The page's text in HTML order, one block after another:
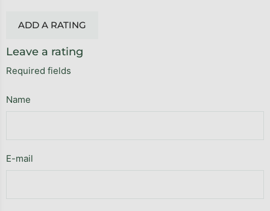
ADD A RATING
Leave a rating
Required fields
Name
E-mail